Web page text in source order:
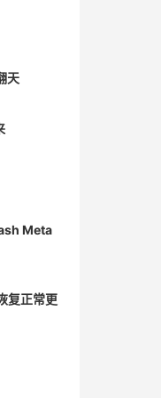
天
Meta
复正常更